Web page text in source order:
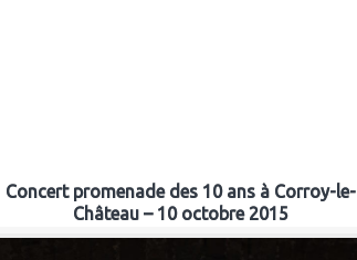
Concert promenade des 10 ans à Corroy-le-
Château – 10 octobre 2015